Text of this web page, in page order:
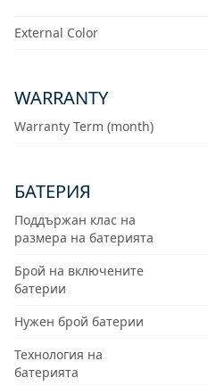
External Color
WARRANTY
Warranty Term (month)
БАТЕРИЯ
Поддържан клас на
размера на батерията
Брой на включените
батерии
Нужен брой батерии
Технология на
батерията